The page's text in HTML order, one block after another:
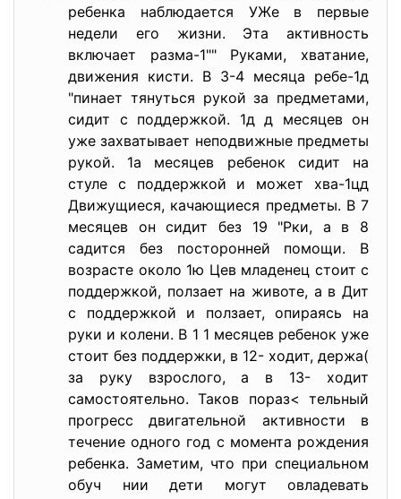
ребенка наблюдается УЖе в первые
недели его жизни. Эта активность
включает разма-1"" Руками, хватание,
движения кисти. В 3-4 месяца ребе-1д
"пинает тянуться рукой за предметами,
сидит с поддержкой. 1д д месяцев он
уже захватывает неподвижные предметы
рукой. 1а месяцев ребенок сидит на
стуле с поддержкой и может хва-1цд
Движущиеся, качающиеся предметы. В 7
месяцев он сидит без 19 "Рки, а в 8
садится без посторонней помощи. В
возрасте около 1ю Цев младенец стоит с
поддержкой, ползает на животе, а в Дит
с поддержкой и ползает, опираясь на
руки и колени. В 1 1 месяцев ребенок уже
стоит без поддержки, в 12- ходит, держа(
за руку взрослого, а в 13- ходит
самостоятельно. Таков пораз< тельный
прогресс двигательной активности в
течение одного год с момента рождения
ребенка. Заметим, что при специальном
обуч нии дети могут овладевать